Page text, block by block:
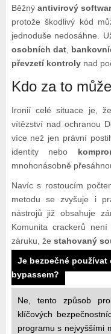
Běžný antivirový
protože škodlivý kód
jednoduše nedosáhne.
osobních dat,
převzetí kontrolynad
Kdo za to
Ironií celé situace je,
vítězství nad ochranou
více než jen právní
identity nebo
mnohonásobně
Navíc s rostoucím
metodu se zvyšuje i
nástrojů již obsahuje
Komunita crackerů
záruku, že stahovaný
Je bezpečné
bypassem?
Ne, tento způsob
klíčových
programu s nejvyššími